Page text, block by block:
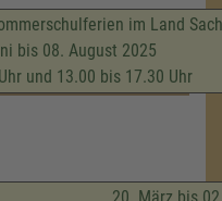
im Land
bis 08. August 2025
und 13.00 bis 17.30 Uhr